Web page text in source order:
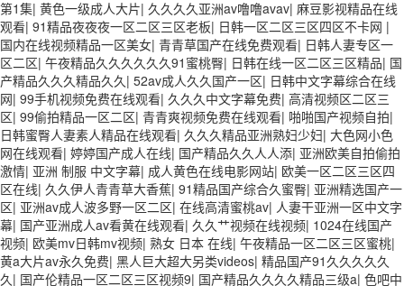
第1集| 黄色一级成人大片| 久久久久亚洲av噜噜avav| 麻豆影视精品在线
观看| 91精品夜夜夜一区二区三区老板| 日韩一区二区三区四区不卡网 |
国内在线视频精品一区美女| 青青草国产在线免费观看| 日韩人妻专区一
区二区| 午夜精品久久久久久久91蜜桃臀| 日韩在线一区二区三区精品| 国
产精品久久久精品久久 | 52av成人久久国产一区| 日韩中文字幕综合在线
网| 99手机视频免费在线观看| 久久久中文字幕免费| 高清视频区二区三
区| 99偷拍精品一区二区| 青青爽视频免费在线观看| 啪啪国产视频自拍|
日韩蜜臀人妻素人精品在线观看| 久久久精品亚洲熟妇少妇| 大色网小色
网在线观看| 婷婷国产成人在线| 国产精品久久人人添| 亚洲欧美自拍偷拍
激情| 亚洲 制服 中文字幕| 成人黄色在线电影网站| 欧美一区二区三区四
区在线| 久久伊人青青草大香蕉| 91精品国产综合久蜜臀| 亚洲精选国产一
区| 亚洲av成人波多野一区二区| 在线高清蜜桃av| 人妻干亚洲一区中文字
幕| 国产亚洲成人av看黄在线观看| 久久艹视频在线视频| 1024在线国产
视频| 欧美mv日韩mv视频| 熟女 日本 在线| 午夜精品一区二区三区蜜桃|
黄a大片av永久免费| 黑人巨大超大另类videos| 精品国产91久久久久久
久 | 国产伦精品一区二区三区视频9| 国产精品久久久久精品三级a| 色吧中